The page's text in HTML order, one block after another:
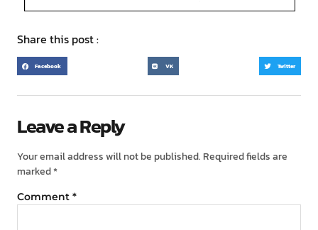
Share this post :
Facebook VK Twitter
Leave a Reply
Your email address will not be published. Required fields are
marked*
Comment *